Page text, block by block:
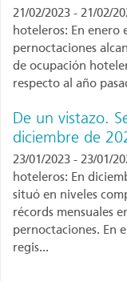
21/02/2023 - 21/02/
hoteleros: En enero
pernoctaciones
de ocupación
respecto al año
De un vistazo.
diciembre de
23/01/2023 - 23/01/
hoteleros: En
situó en niveles
récords mensuales
pernoctaciones. En
regis...